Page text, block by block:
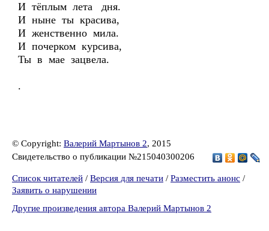
И тёплым лета дня.
И ныне ты красива,
И женственно мила.
И почерком курсива,
Ты в мае зацвела.
.
© Copyright: Валерий Мартынов 2, 2015
Свидетельство о публикации №215040300206
Список читателей / Версия для печати / Разместить анонс /
Заявить о нарушении
Другие произведения автора Валерий Мартынов 2